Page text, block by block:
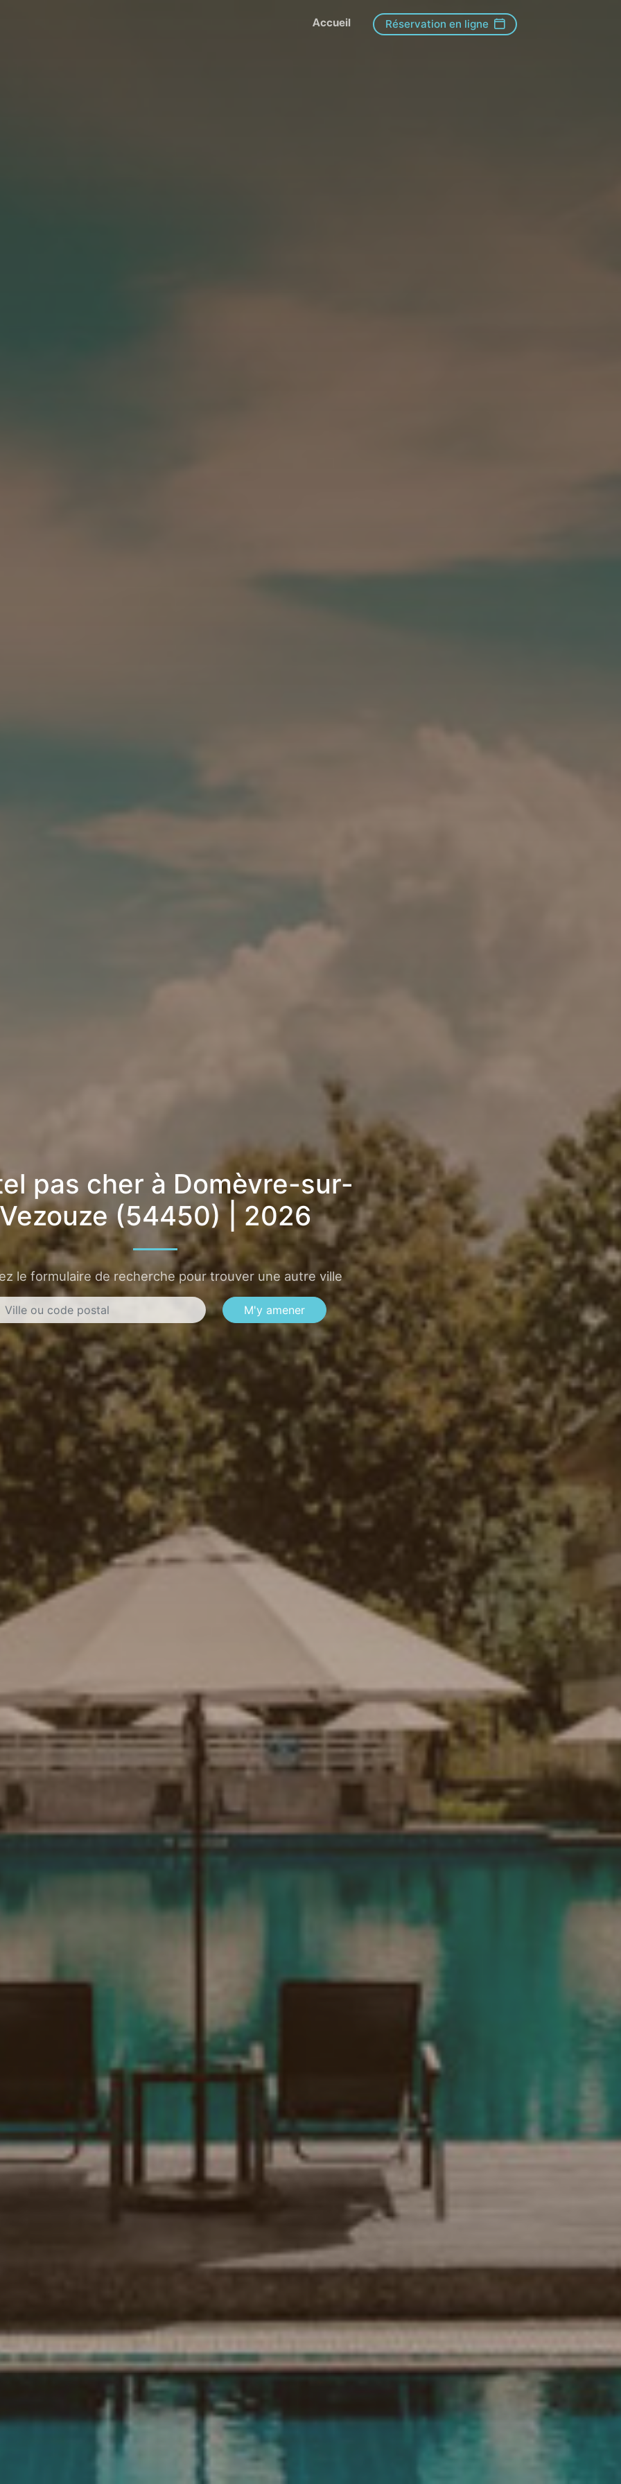
Accueil Réservation en ligne
pas cher à Domèvre-sur-
Vezouze (54450) | 2026
le formulaire de recherche pour trouver une autre ville
M'y amener